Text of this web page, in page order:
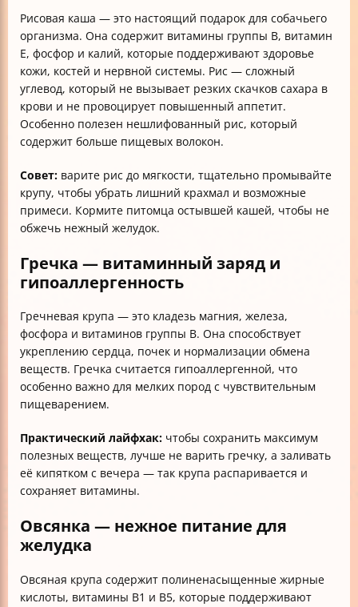
Рисовая каша — это настоящий подарок для собачьего
организма. Она содержит витамины группы B, витамин
E, фосфор и калий, которые поддерживают здоровье
кожи, костей и нервной системы. Рис — сложный
углевод, который не вызывает резких скачков сахара в
крови и не провоцирует повышенный аппетит.
Особенно полезен нешлифованный рис, который
содержит больше пищевых волокон.
Совет: варите рис до мягкости, тщательно промывайте
крупу, чтобы убрать лишний крахмал и возможные
примеси. Кормите питомца остывшей кашей, чтобы не
обжечь нежный желудок.
Гречка — витаминный заряд и
гипоаллергенность
Гречневая крупа — это кладезь магния, железа,
фосфора и витаминов группы B. Она способствует
укреплению сердца, почек и нормализации обмена
веществ. Гречка считается гипоаллергенной, что
особенно важно для мелких пород с чувствительным
пищеварением.
Практический лайфхак: чтобы сохранить максимум
полезных веществ, лучше не варить гречку, а заливать
её кипятком с вечера — так крупа распаривается и
сохраняет витамины.
Овсянка — нежное питание для
желудка
Овсяная крупа содержит полиненасыщенные жирные
кислоты, витамины B1 и B5, которые поддерживают